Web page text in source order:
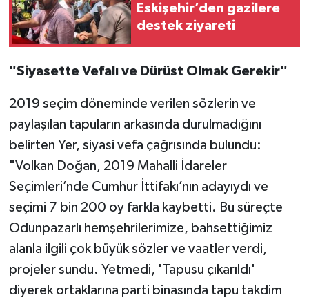
Eskişehir’den gazilere
destek ziyareti
"Siyasette Vefalı ve Dürüst Olmak Gerekir"
2019 seçim döneminde verilen sözlerin ve
paylaşılan tapuların arkasında durulmadığını
belirten Yer, siyasi vefa çağrısında bulundu:
"Volkan Doğan, 2019 Mahalli İdareler
Seçimleri’nde Cumhur İttifakı’nın adayıydı ve
seçimi 7 bin 200 oy farkla kaybetti. Bu süreçte
Odunpazarlı hemşehrilerimize, bahsettiğimiz
alanla ilgili çok büyük sözler ve vaatler verdi,
projeler sundu. Yetmedi, 'Tapusu çıkarıldı'
diyerek ortaklarına parti binasında tapu takdim